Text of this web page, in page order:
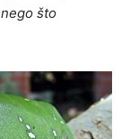
što